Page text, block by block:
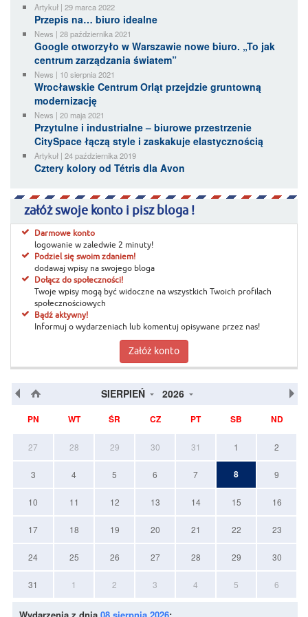
Artykuł | 29 marca 2022
Przepis na… biuro idealne
News | 28 października 2021
Google otworzyło w Warszawie nowe biuro. „To jak
centrum zarządzania światem”
News | 10 sierpnia 2021
Wrocławskie Centrum Orląt przejdzie gruntowną
modernizację
News | 20 maja 2021
Przytulne i industrialne – biurowe przestrzenie
CitySpace łączą style i zaskakuje elastycznością
Artykuł | 24 października 2019
Cztery kolory od Tétris dla Avon
załóż swoje konto i pisz bloga !
Darmowe konto
logowanie w zaledwie 2 minuty!
Podziel się swoim zdaniem!
dodawaj wpisy na swojego bloga
Dołącz do społeczności!
Twoje wpisy mogą być widoczne na wszystkich Twoich profilach
społecznościowych
Bądź aktywny!
Informuj o wydarzeniach lub komentuj opisywane przez nas!
Załóż konto
SIERPIEŃ 2026
PN WT ŚR CZ PT SB ND
27 28 29 30 31 1 2
3 4 5 6 7 8 9
10 11 12 13 14 15 16
17 18 19 20 21 22 23
24 25 26 27 28 29 30
31 1 2 3 4 5 6